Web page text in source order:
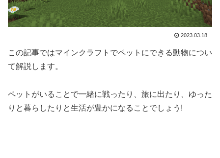
2023.03.18
この記事ではマインクラフトでペットにできる動物につい
て解説します。
ペットがいることで一緒に戦ったり、旅に出たり、ゆった
りと暮らしたりと生活が豊かになることでしょう!